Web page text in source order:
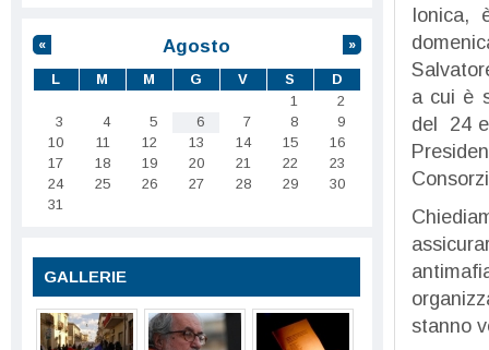
Ionica,
a cui è
del 24
stanno
Agosto
« »
L M M G V S
D
1
2
3
4 5 6 7 8
9
10
11 12 13 14 15
16
17
18 19 20 21 22
23
24
25 26 27 28 29
30
31
GALLERIE